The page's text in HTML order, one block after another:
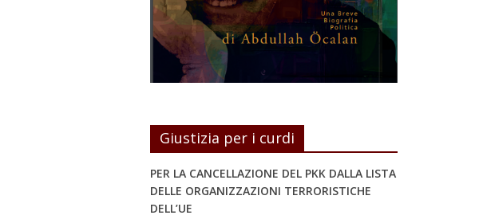
Giustizia per i curdi
PER LA CANCELLAZIONE DEL PKK DALLA LISTA
DELLE ORGANIZZAZIONI TERRORISTICHE
DELL’UE